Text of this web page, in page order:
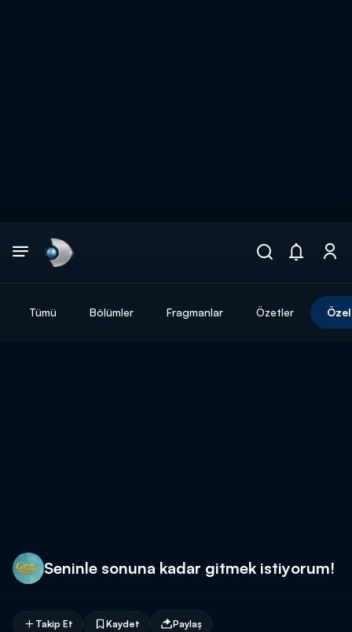
Tümü Bölümler Fragmanlar Özetler
Seninle sonuna kadar gitmek istiyorum!
Takip Et Kaydet Paylaş